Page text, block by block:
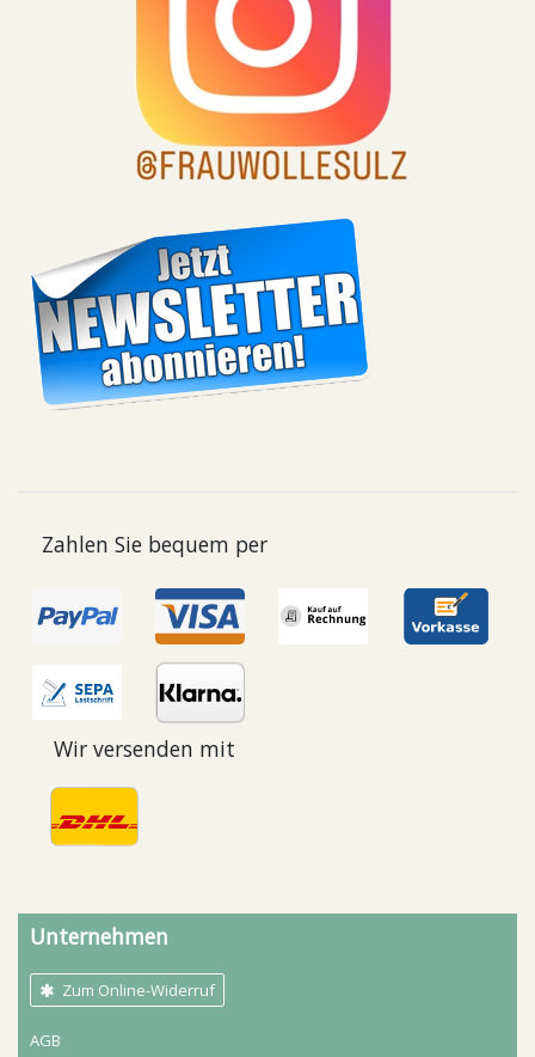
Zahlen Sie bequem per
Wir versenden mit
Unternehmen
Zum Online-Widerruf
AGB